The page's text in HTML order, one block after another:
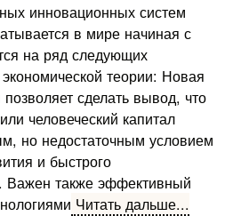
инновационных систем
в мире начиная с
на ряд следующих
теории: Новая
сделать вывод, что
человеческий капитал
но недостаточным условием
и быстрого
Важен также эффективный
Читать дальше...